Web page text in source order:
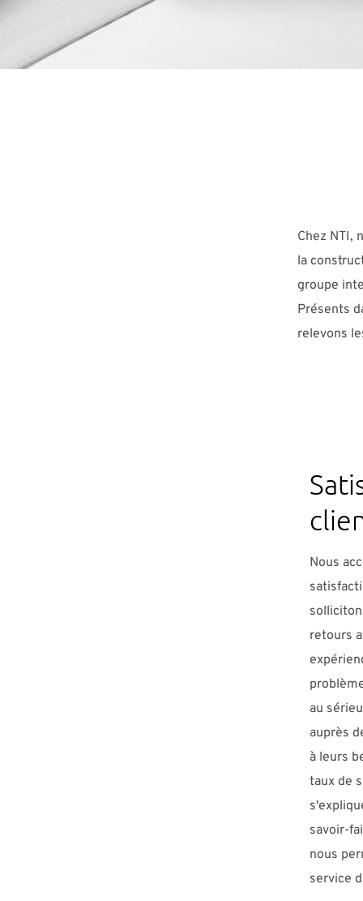
Chez NTI,
la
groupe
Présents
relevons
Nous
retours
au
auprès
à leurs
taux de
savoir-
nous
service